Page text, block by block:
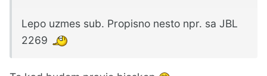
Lepo uzmes sub. Propisno nesto npr. sa JBL
2269